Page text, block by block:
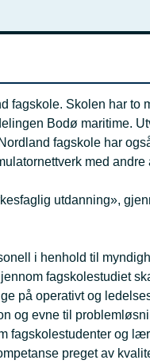
fagskole. Skolen har to
Bodø maritime.
fagskole har
med andre
utdanning»,
i henhold til
fagskolestudiet
på operativt og
og evne til
fagskolestudenter og
preget av